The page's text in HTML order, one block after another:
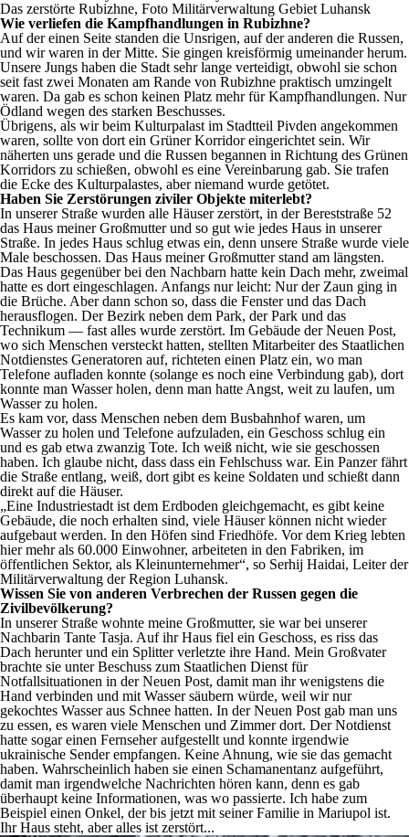
Das zerstörte Rubizhne, Foto Militärverwaltung Gebiet Luhansk
Wie verliefen die Kampfhandlungen in Rubizhne?
Auf der einen Seite standen die Unsrigen, auf der anderen die Russen,
und wir waren in der Mitte. Sie gingen kreisförmig umeinander herum.
Unsere Jungs haben die Stadt sehr lange verteidigt, obwohl sie schon
seit fast zwei Monaten am Rande von Rubizhne praktisch umzingelt
waren. Da gab es schon keinen Platz mehr für Kampfhandlungen. Nur
Ödland wegen des starken Beschusses.
Übrigens, als wir beim Kulturpalast im Stadtteil Pivden angekommen
waren, sollte von dort ein Grüner Korridor eingerichtet sein. Wir
näherten uns gerade und die Russen begannen in Richtung des Grünen
Korridors zu schießen, obwohl es eine Vereinbarung gab. Sie trafen
die Ecke des Kulturpalastes, aber niemand wurde getötet.
Haben Sie Zerstörungen ziviler Objekte miterlebt?
In unserer Straße wurden alle Häuser zerstört, in der Bereststraße 52
das Haus meiner Großmutter und so gut wie jedes Haus in unserer
Straße. In jedes Haus schlug etwas ein, denn unsere Straße wurde viele
Male beschossen. Das Haus meiner Großmutter stand am längsten.
Das Haus gegenüber bei den Nachbarn hatte kein Dach mehr, zweimal
hatte es dort eingeschlagen. Anfangs nur leicht: Nur der Zaun ging in
die Brüche. Aber dann schon so, dass die Fenster und das Dach
herausflogen. Der Bezirk neben dem Park, der Park und das
Technikum — fast alles wurde zerstört. Im Gebäude der Neuen Post,
wo sich Menschen versteckt hatten, stellten Mitarbeiter des Staatlichen
Notdienstes Generatoren auf, richteten einen Platz ein, wo man
Telefone aufladen konnte (solange es noch eine Verbindung gab), dort
konnte man Wasser holen, denn man hatte Angst, weit zu laufen, um
Wasser zu holen.
Es kam vor, dass Menschen neben dem Busbahnhof waren, um
Wasser zu holen und Telefone aufzuladen, ein Geschoss schlug ein
und es gab etwa zwanzig Tote. Ich weiß nicht, wie sie geschossen
haben. Ich glaube nicht, dass dass ein Fehlschuss war. Ein Panzer fährt
die Straße entlang, weiß, dort gibt es keine Soldaten und schießt dann
direkt auf die Häuser.
„Eine Industriestadt ist dem Erdboden gleichgemacht, es gibt keine
Gebäude, die noch erhalten sind, viele Häuser können nicht wieder
aufgebaut werden. In den Höfen sind Friedhöfe. Vor dem Krieg lebten
hier mehr als 60.000 Einwohner, arbeiteten in den Fabriken, im
öffentlichen Sektor, als Kleinunternehmer“, so Serhij Haidai, Leiter der
Militärverwaltung der Region Luhansk.
Wissen Sie von anderen Verbrechen der Russen gegen die
Zivilbevölkerung?
In unserer Straße wohnte meine Großmutter, sie war bei unserer
Nachbarin Tante Tasja. Auf ihr Haus fiel ein Geschoss, es riss das
Dach herunter und ein Splitter verletzte ihre Hand. Mein Großvater
brachte sie unter Beschuss zum Staatlichen Dienst für
Notfallsituationen in der Neuen Post, damit man ihr wenigstens die
Hand verbinden und mit Wasser säubern würde, weil wir nur
gekochtes Wasser aus Schnee hatten. In der Neuen Post gab man uns
zu essen, es waren viele Menschen und Zimmer dort. Der Notdienst
hatte sogar einen Fernseher aufgestellt und konnte irgendwie
ukrainische Sender empfangen. Keine Ahnung, wie sie das gemacht
haben. Wahrscheinlich haben sie einen Schamanentanz aufgeführt,
damit man irgendwelche Nachrichten hören kann, denn es gab
überhaupt keine Informationen, was wo passierte. Ich habe zum
Beispiel einen Onkel, der bis jetzt mit seiner Familie in Mariupol ist.
Ihr Haus steht, aber alles ist zerstört...